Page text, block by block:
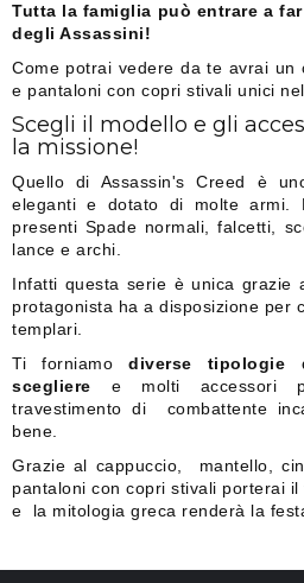
Tutta la famiglia può entrare a
degli Assassini!
Come potrai vedere da te avrai un
e pantaloni con copri stivali unici
Scegli il modello e gli
la missione!
Quello di Assassin's Creed è
eleganti e dotato di molte armi.
presenti Spade normali, falcetti,
lance e archi.
Infatti questa serie è unica grazie
protagonista ha a disposizione per
templari.
Ti forniamodiverse
scegliere e molti accessori
travestimento di combattente
bene.
Grazie al cappuccio, mantello,
pantaloni con copri stivali porterai
e la mitologia greca renderà la